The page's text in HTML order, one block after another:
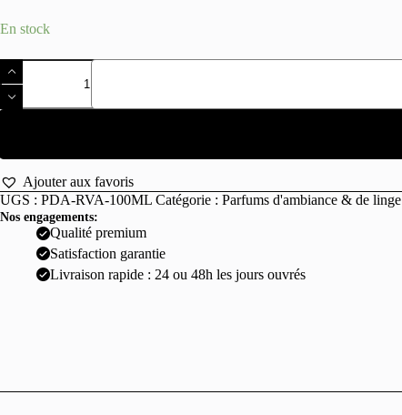
En stock
quantité
de
Parfum
d'ambiance
100ml
Ajouter aux favoris
UGS : PDA-RVA-100ML Catégorie : Parfums d'ambiance & de linge
Nos engagements:
Qualité premium
Satisfaction garantie
Livraison rapide : 24 ou 48h les jours ouvrés